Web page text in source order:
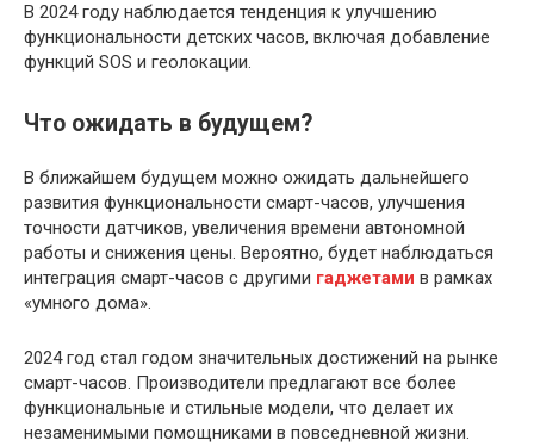
В 2024 году наблюдается тенденция к улучшению
функциональности детских часов, включая добавление
функций SOS и геолокации.
Что ожидать в будущем?
В ближайшем будущем можно ожидать дальнейшего
развития функциональности смарт-часов, улучшения
точности датчиков, увеличения времени автономной
работы и снижения цены. Вероятно, будет наблюдаться
интеграция смарт-часов с другими гаджетами в рамках
«умного дома».
2024 год стал годом значительных достижений на рынке
смарт-часов. Производители предлагают все более
функциональные и стильные модели, что делает их
незаменимыми помощниками в повседневной жизни.